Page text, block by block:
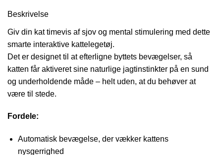
Beskrivelse
Giv din kat timevis af sjov og mental stimulering med dette
smarte interaktive kattelegetøj.
Det er designet til at efterligne byttets bevægelser, så
katten får aktiveret sine naturlige jagtinstinkter på en sund
og underholdende måde – helt uden, at du behøver at
være til stede.
Fordele:
Automatisk bevægelse, der vækker kattens
nysgerrighed